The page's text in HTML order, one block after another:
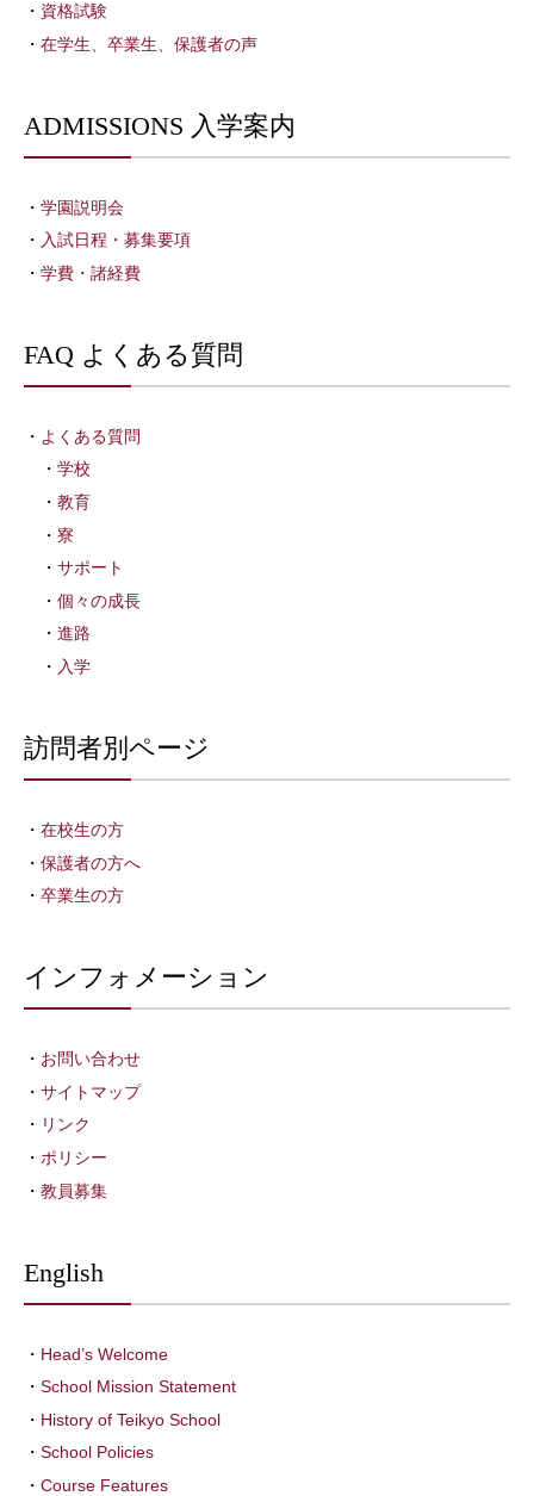
資格試験
在学生、卒業生、保護者の声
ADMISSIONS 入学案内
学園説明会
入試日程・募集要項
学費・諸経費
FAQ よくある質問
よくある質問
学校
教育
寮
サポート
個々の成長
進路
入学
訪問者別ページ
在校生の方
保護者の方へ
卒業生の方
インフォメーション
お問い合わせ
サイトマップ
リンク
ポリシー
教員募集
English
Head’s Welcome
School Mission Statement
History of Teikyo School
School Policies
Course Features